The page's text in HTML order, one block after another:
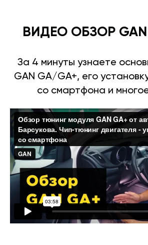
ВИДЕО ОБЗОР GAN
За 4 минуты узнаете
GAN GA/GA+, его
со смартфона и